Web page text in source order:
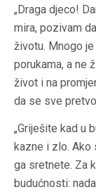
„Draga djeco!
mira, pozivam
životu. Mnogo
porukama, a ne
život i na
da se sve
„Griješite kad u
kazne i zlo.
ga sretnete. Za
budućnosti: